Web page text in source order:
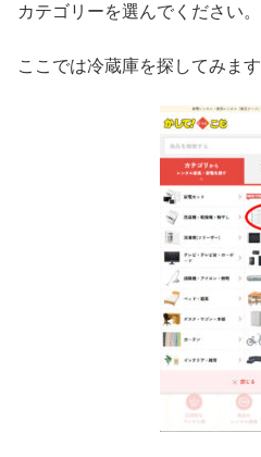
カテゴリーを選んでください。
ここでは冷蔵庫を探してみます